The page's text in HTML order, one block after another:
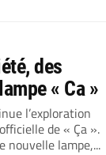
des
« Ca »
l’exploration
de « Ça ».
nouvelle lampe,...